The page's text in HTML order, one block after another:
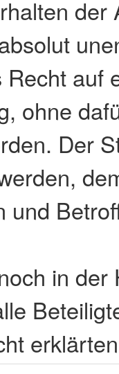
der
auf
ohne
Der
und
in der